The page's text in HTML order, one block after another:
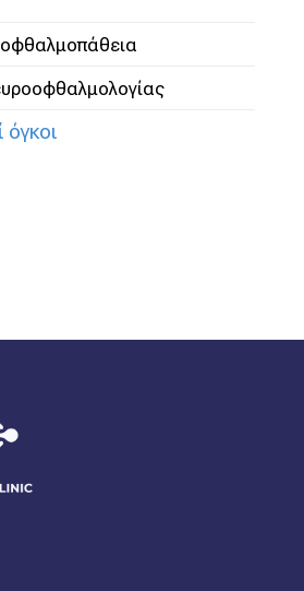
οφθαλμοπάθεια